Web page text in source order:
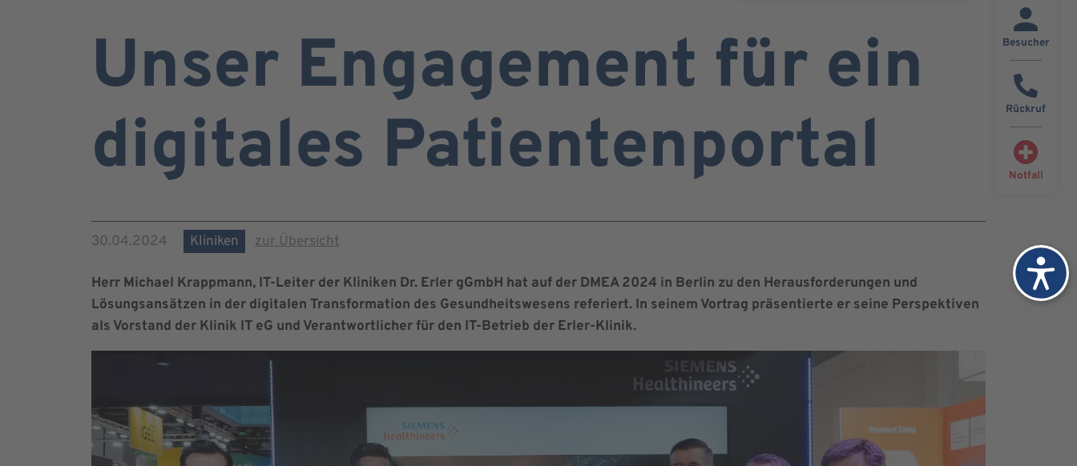
Besucher
Rückruf
Notfall
Unser Engagement für ein
digitales Patientenportal
30.04.2024 Kliniken zur Übersicht
Herr Michael Krappmann, IT-Leiter der Kliniken Dr. Erler gGmbH hat auf der DMEA 2024 in Berlin zu den Herausforderungen und
Lösungsansätzen in der digitalen Transformation des Gesundheitswesens referiert. In seinem Vortrag präsentierte er seine Perspektiven
als Vorstand der Klinik IT eG und Verantwortlicher für den IT-Betrieb der Erler-Klinik.